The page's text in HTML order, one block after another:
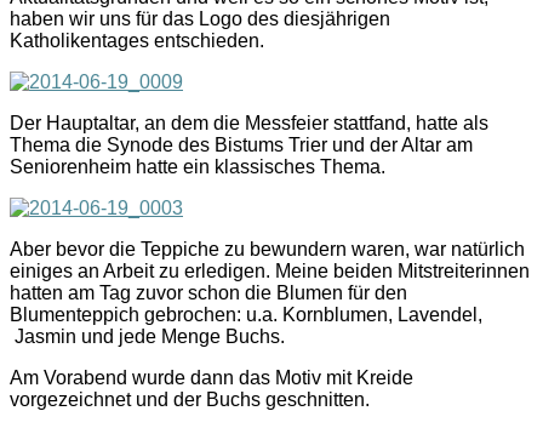
haben wir uns für das Logo des diesjährigen
Katholikentages entschieden.
Der Hauptaltar, an dem die Messfeier stattfand, hatte als
Thema die Synode des Bistums Trier und der Altar am
Seniorenheim hatte ein klassisches Thema.
Aber bevor die Teppiche zu bewundern waren, war natürlich
einiges an Arbeit zu erledigen. Meine beiden Mitstreiterinnen
hatten am Tag zuvor schon die Blumen für den
Blumenteppich gebrochen: u.a. Kornblumen, Lavendel,
Jasmin und jede Menge Buchs.
Am Vorabend wurde dann das Motiv mit Kreide
vorgezeichnet und der Buchs geschnitten.